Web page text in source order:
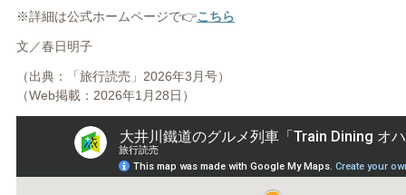
※詳細は公式ホームページで👉こちら
文／春日明子
（出典：「旅行読売」2026年3月号）
（Web掲載：2026年1月28日）